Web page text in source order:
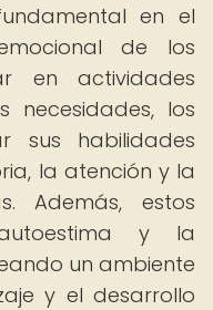
en el
de los
en actividades
los
sus habilidades
la atención y la
Además, estos
y la
un ambiente
y el desarrollo